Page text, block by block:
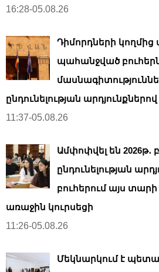
16:28-05.08.26
Դիմորդների կողմից
պահանջված
ընդունելության արդյունքներով
11:37-05.08.26
Ամփոփվել են 2026թ․
ընդունելության
բուհերում այս տարի
առաջին կուրսեցի
11:26-05.08.26
Մեկնարկում է